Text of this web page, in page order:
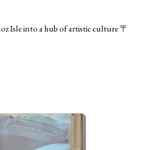
into a hub of artistic culture 〒